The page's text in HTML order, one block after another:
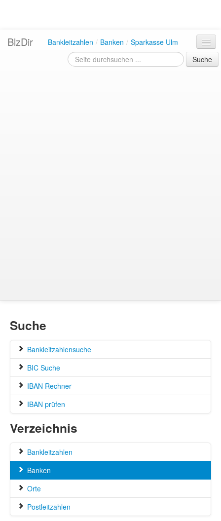
BlzDir Bankleitzahlen / Banken / Sparkasse Ulm
Suche
Suche
Bankleitzahlensuche
BIC Suche
IBAN Rechner
IBAN prüfen
Verzeichnis
Bankleitzahlen
Banken
Orte
Postleitzahlen